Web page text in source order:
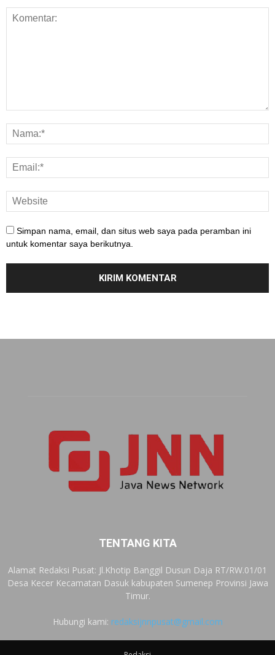
Simpan nama, email, dan situs web saya pada peramban ini
untuk komentar saya berikutnya.
TENTANG KITA
Alamat Redaksi Pusat: Jl.Khotip Banggil Dusun Daja RT/RW.01/01
Desa Kecer Kecamatan Dasuk kabupaten Sumenep Provinsi Jawa
Timur.
Hubungi kami: redaksijnnpusat@gmail.com